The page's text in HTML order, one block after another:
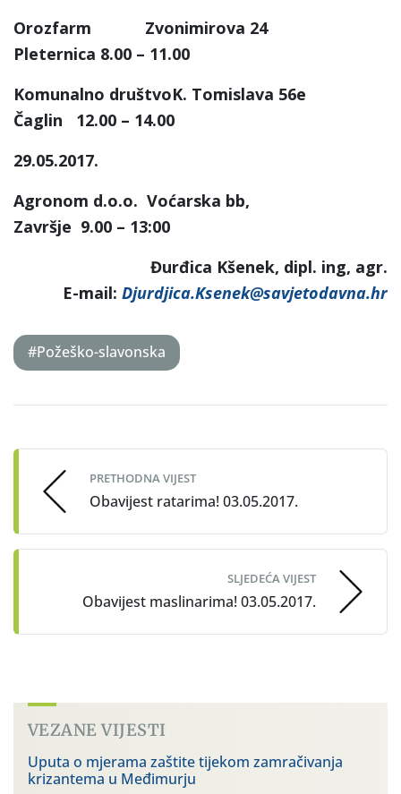
Orozfarm Zvonimirova 24
Pleternica 8.00 – 11.00
Komunalno društvoK. Tomislava 56e
Čaglin 12.00 – 14.00
29.05.2017.
Agronom d.o.o. Voćarska bb,
Završje 9.00 – 13:00
Đurđica Kšenek, dipl. ing, agr.
E-mail: Djurdjica.Ksenek@savjetodavna.hr
#Požeško-slavonska
navigation
PRETHODNA VIJEST
Obavijest ratarima! 03.05.2017.
SLJEDEĆA VIJEST
Obavijest maslinarima! 03.05.2017.
VEZANE VIJESTI
Uputa o mjerama zaštite tijekom zamračivanja
krizantema u Međimurju